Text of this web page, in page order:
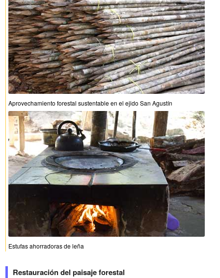
Aprovechamiento forestal sustentable en el ejido San Agustín
Estufas ahorradoras de leña
Restauración del paisaje forestal